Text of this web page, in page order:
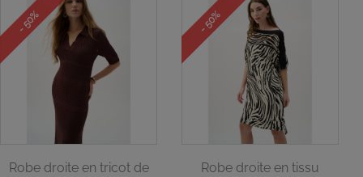
- 50%
Robe droite en tricot de
- 50%
Robe droite en tissu